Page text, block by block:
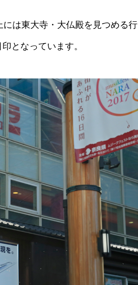
は東大寺・大仏殿を見つめる行
となっています。